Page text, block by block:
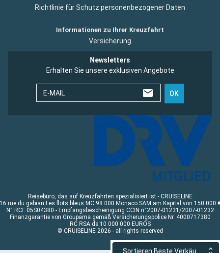
Richtlinie für Schutz personenbezogener Daten
Informationen zu Ihrer Kreuzfahrt
Versicherung
Newsletters
Erhalten Sie unsere exklusiven Angebote
E-MAIL OK
Reisebüro, das auf Kreuzfahrten spezialisiert ist - CRUISELINE
rue du gabian Les flots bleus MC 98 000 Monaco SAM am Kapital von 150 000
N° RCI: 05S04380 - Empfangsbescheinigung CCIN n°2007-01231/2007-01232
Finanzgarantie von Groupama gemäß Versicherungspolice Nr. 4000717380
RC RSA de 10 000 000 EUROS
© CRUISELINE 2026 - all rights reserved